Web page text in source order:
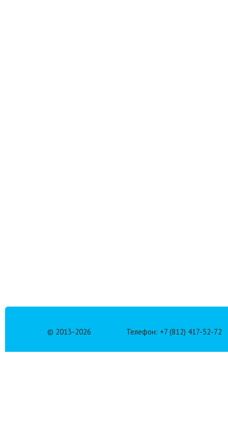
© 2013-2026 Телефон: +7 (812) 417-52-72